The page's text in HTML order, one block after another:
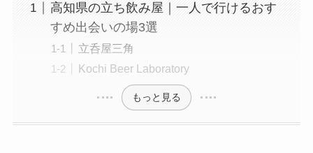
高知県の立ち飲み屋｜一人で行けるおす
すめ出会いの場3選
立呑屋三角
Kochi Beer Laboratory
もっと見る